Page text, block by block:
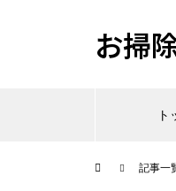
お掃
ト
記事一